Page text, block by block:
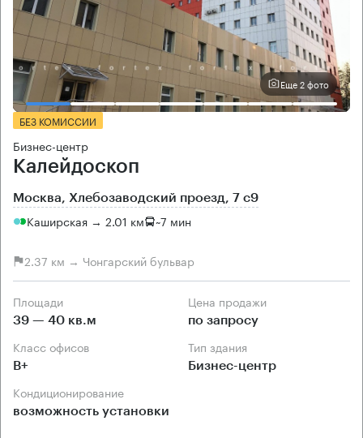
Еще 2 фото
БЕЗ КОМИССИИ
Бизнес-центр
Калейдоскоп
Москва, Хлебозаводский проезд, 7 с9
Каширская → 2.01 км ~7 мин
2.37 км → Чонгарский бульвар
Площади
39 — 40 кв.м
Цена продажи
по запросу
Класс офисов
B+
Тип здания
Бизнес-центр
Кондиционирование
возможность установки